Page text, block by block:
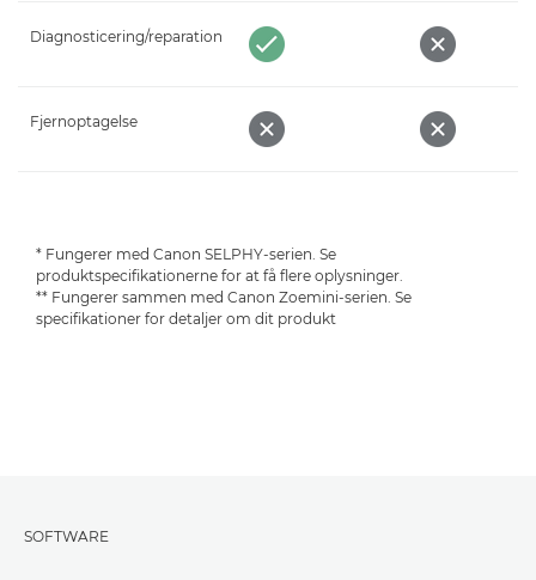
Diagnosticering/reparation
Fjernoptagelse
* Fungerer med Canon SELPHY-serien. Se
produktspecifikationerne for at få flere oplysninger.
** Fungerer sammen med Canon Zoemini-serien. Se
specifikationer for detaljer om dit produkt
SOFTWARE